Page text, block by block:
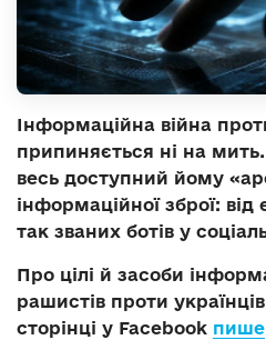
Інформаційна війна
припиняється ні на
весь доступний йому
інформаційної зброї: від
так званих ботів у
Про цілі й засоби
рашистів проти
сторінці у Facebook пише